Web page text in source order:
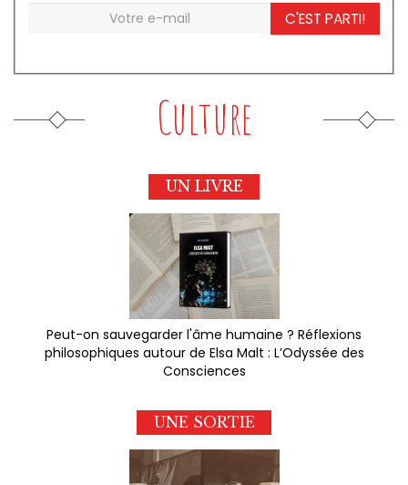
C'EST PARTI!
Culture
UN LIVRE
Peut-on sauvegarder l'âme humaine ? Réflexions
philosophiques autour de Elsa Malt : L’Odyssée des
Consciences
UNE SORTIE